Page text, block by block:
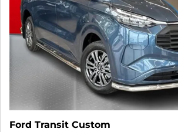
Ford Transit Custom